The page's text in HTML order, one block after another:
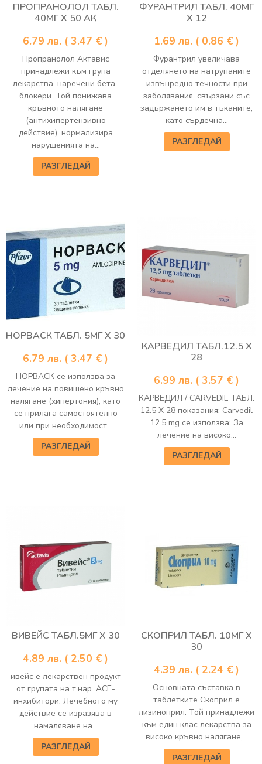
ПРОПРАНОЛОЛ ТАБЛ.
40МГ Х 50 АК
6.79 лв. ( 3.47 € )
Пропранолол Актавис
принадлежи към група
лекарства, наречени бета-
блокери. Той понижава
кръвното налягане
(антихипертензивно
действие), нормализира
нарушенията на...
РАЗГЛЕДАЙ
ФУРАНТРИЛ ТАБЛ. 40МГ
Х 12
1.69 лв. ( 0.86 € )
Фурантрил увеличава
отделянето на натрупаните
извънредно течности при
заболявания, свързани със
задържането им в тъканите,
като сърдечна...
РАЗГЛЕДАЙ
НОРВАСК ТАБЛ. 5МГ Х 30
6.79 лв. ( 3.47 € )
НОРВАСК се използва за
лечение на повишено кръвно
налягане (хипертония), като
се прилага самостоятелно
или при необходимост...
РАЗГЛЕДАЙ
КАРВЕДИЛ ТАБЛ.12.5 Х
28
6.99 лв. ( 3.57 € )
КАРВЕДИЛ / CARVEDIL ТАБЛ.
12.5 Х 28 показания: Carvedil
12.5 mg се използва: За
лечение на високо...
РАЗГЛЕДАЙ
ВИВЕЙС ТАБЛ.5МГ Х 30
4.89 лв. ( 2.50 € )
ивейс е лекарствен продукт
от групата на т.нар. АСЕ-
инхибитори. Лечебното му
действие се изразява в
намаляване на...
РАЗГЛЕДАЙ
СКОПРИЛ ТАБЛ. 10МГ Х
30
4.39 лв. ( 2.24 € )
Основната съставка в
таблетките Скоприл е
лизиноприл. Той принадлежи
към един клас лекарства за
високо кръвно налягане,...
РАЗГЛЕДАЙ